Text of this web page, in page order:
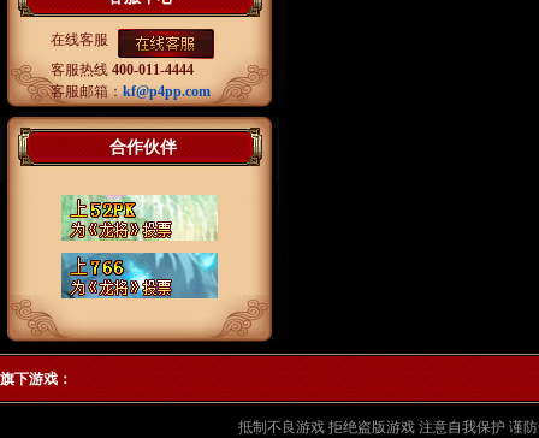
在线客服
客服热线 400-011-4444
客服邮箱：kf@p4pp.com
合作伙伴
旗下游戏：
抵制不良游戏 拒绝盗版游戏 注意自我保护 谨